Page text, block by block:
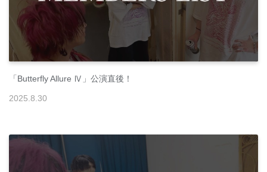
「Butterfly Allure Ⅳ」公演直後！
2025 8 30